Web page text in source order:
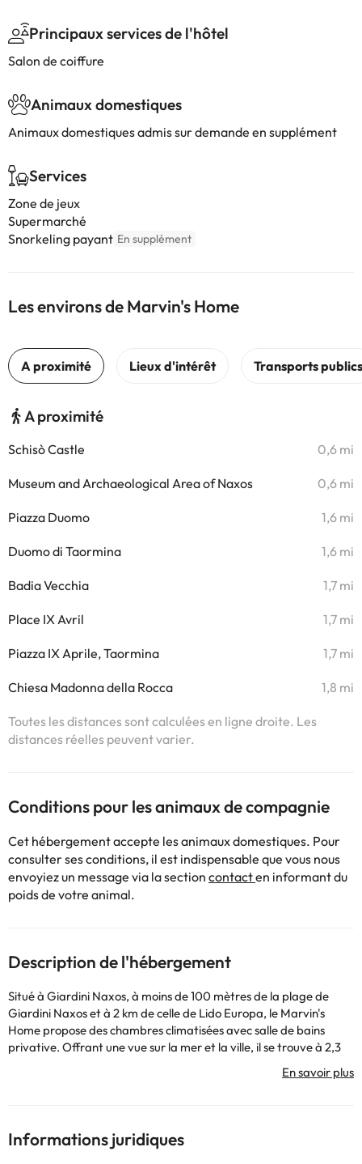
Principaux services de l'hôtel
Salon de coiffure
Animaux domestiques
Animaux domestiques admis sur demande en supplément
Services
Zone de jeux
Supermarché
Snorkeling payant En supplément
Les environs de Marvin's Home
A proximité
Schisò Castle 0,6 mi
Museum and Archaeological Area of Naxos 0,6 mi
Piazza Duomo 1,6 mi
Duomo di Taormina 1,6 mi
Badia Vecchia 1,7 mi
Place IX Avril 1,7 mi
Piazza IX Aprile, Taormina 1,7 mi
Chiesa Madonna della Rocca 1,8 mi
Toutes les distances sont calculées en ligne droite. Les
distances réelles peuvent varier.
Conditions pour les animaux de compagnie
Cet hébergement accepte les animaux domestiques. Pour
consulter ses conditions, il est indispensable que vous nous
envoyiez un message via la section contacten informant du
poids de votre animal.
Description de l'hébergement
Situé à Giardini Naxos, à moins de 100 mètres de la plage de
Giardini Naxos et à 2 km de celle de Lido Europa, le Marvin's
Home propose des chambres climatisées avec salle de bains
privative. Offrant une vue sur la mer et la ville, il se trouve à 2,3
km de la plage de Lido Da Angelo. Il propose des chambres
cheveux. Les logements sont équipés du chauffage. Une
supérette est disponible sur place. Vous séjournerez à 5,1 km
Informations juridiques